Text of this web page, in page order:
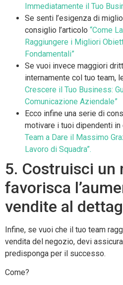
Immediatamente il Tuo
Se senti l’esigenza di
consiglio l’articolo “Come
Raggiungere i Migliori
Fondamentali”
Se vuoi invece maggiori
internamente col tuo team,
Crescere il Tuo Business:
Comunicazione Aziendale”
Ecco infine una serie di
motivare i tuoi dipendenti
Team a Dare il Massimo
Lavoro di Squadra”.
5. Costruisci un
favorisca
vendite al
Infine, se vuoi che il tuo team
vendita del negozio, devi
predisponga per il successo.
Come?